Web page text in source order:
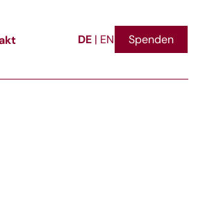
DE | EN Spenden